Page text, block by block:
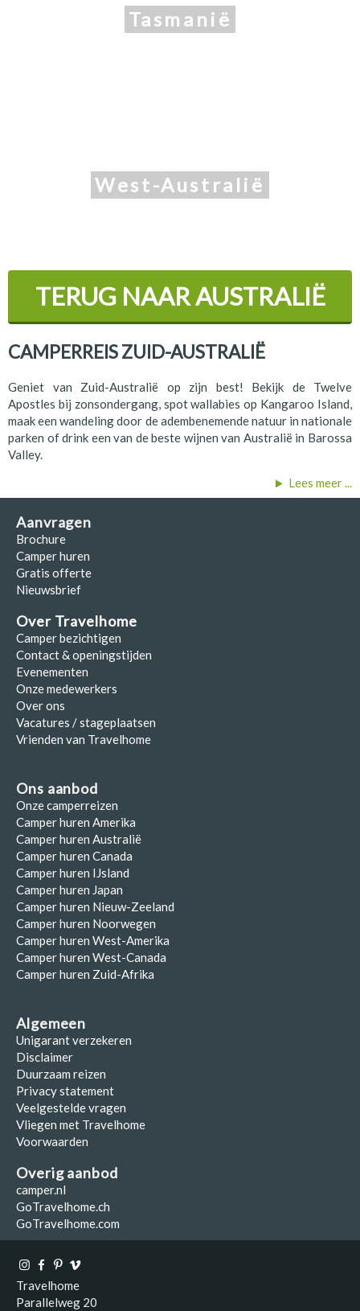
CAMPERREIS ZUID-AUSTRALIË
Geniet van Zuid-Australië op zijn best! Bekijk de Twelve
Apostles bij zonsondergang, spot wallabies op Kangaroo Island,
maak een wandeling door de adembenemende natuur in nationale
parken of drink een van de beste wijnen van Australië in Barossa
Valley.
Lees meer ...
Tasmanië
West-Australië
TERUG NAARAUSTRALIË
Aanvragen
Brochure
Camper huren
Gratis offerte
Nieuwsbrief
Over Travelhome
Camper bezichtigen
Contact & openingstijden
Evenementen
Onze medewerkers
Over ons
Vacatures / stageplaatsen
Vrienden van Travelhome
Ons aanbod
Onze camperreizen
Camper huren Amerika
Camper huren Australië
Camper huren Canada
Camper huren IJsland
Camper huren Japan
Camper huren Nieuw-Zeeland
Camper huren Noorwegen
Camper huren West-Amerika
Camper huren West-Canada
Camper huren Zuid-Afrika
Algemeen
Unigarant verzekeren
Disclaimer
Duurzaam reizen
Privacy statement
Veelgestelde vragen
Vliegen met Travelhome
Voorwaarden
Overig aanbod
camper.nl
GoTravelhome.ch
GoTravelhome.com
Travelhome
Parallelweg 20